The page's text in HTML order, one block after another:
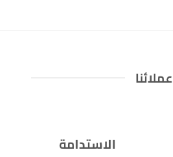
عملائنا
الاستدامة